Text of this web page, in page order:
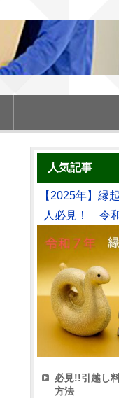
人気記事
【2025年】縁
人必見！ 令
必見!!引越し
方法